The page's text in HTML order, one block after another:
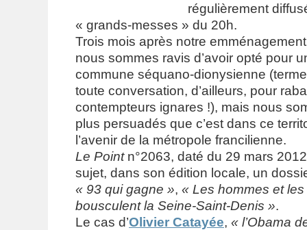
régulièrement
« grands-messes » du 20h.
Trois mois après notre
nous sommes ravis d’avoir opté pour
commune séquano-dionysienne
toute conversation, d’ailleurs, pour
contempteurs ignares !), mais nous
plus persuadés que c’est dans ce
l’avenir de la métropole francilienne.
Le Pointn°2063, daté du 29 mars
sujet, dans son édition locale, un
« 93 qui gagne », « Les hommes et
bousculent la Seine-Saint-Denis ».
Le cas d’Olivier Catayée, « l’Obama